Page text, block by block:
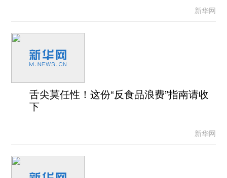
新华网
舌尖莫任性！这份“反食品浪费”指南请收
下
新华网